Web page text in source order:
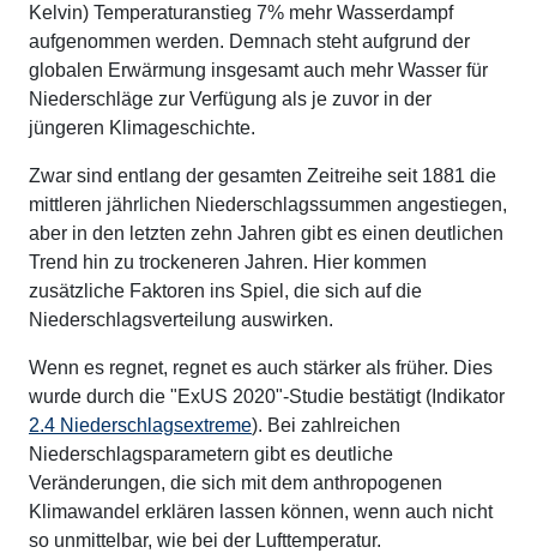
Kelvin) Temperaturanstieg 7% mehr Wasserdampf
aufgenommen werden. Demnach steht aufgrund der
globalen Erwärmung insgesamt auch mehr Wasser für
Niederschläge zur Verfügung als je zuvor in der
jüngeren Klimageschichte.
Zwar sind entlang der gesamten Zeitreihe seit 1881 die
mittleren jährlichen Niederschlagssummen angestiegen,
aber in den letzten zehn Jahren gibt es einen deutlichen
Trend hin zu trockeneren Jahren. Hier kommen
zusätzliche Faktoren ins Spiel, die sich auf die
Niederschlagsverteilung auswirken.
Wenn es regnet, regnet es auch stärker als früher. Dies
wurde durch die "ExUS 2020"-Studie bestätigt (Indikator
2.4 Niederschlagsextreme). Bei zahlreichen
Niederschlagsparametern gibt es deutliche
Veränderungen, die sich mit dem anthropogenen
Klimawandel erklären lassen können, wenn auch nicht
so unmittelbar, wie bei der Lufttemperatur.